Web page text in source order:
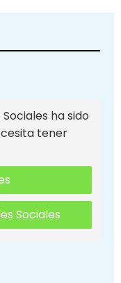
ha sido
tener
Sociales